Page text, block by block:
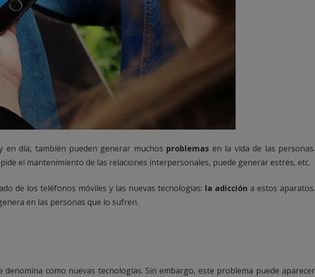
día, también pueden generar muchos problemas en la vida de las personas.
el mantenimiento de las relaciones interpersonales, puede generar estrés, etc.
de los teléfonos móviles y las nuevas tecnologías: la adicción a estos aparatos.
en las personas que lo sufren.
denomina como nuevas tecnologías. Sin embargo, este problema puede aparecer